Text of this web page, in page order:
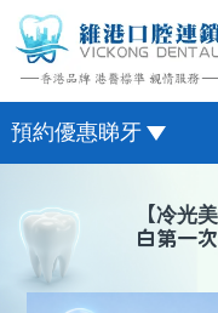
預約優惠睇牙
醫院簡介 hospital
醫生介紹 doctor
微信預約
WhatsApp預約
【冷光
白第一